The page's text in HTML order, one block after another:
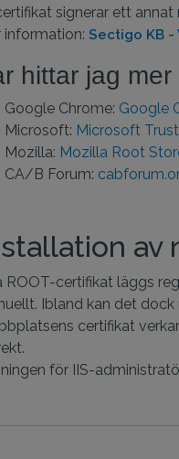
signerar ett annat
information: Sectigo KB -
hittar jag
Google Chrome: Google
Microsoft: Microsoft
Mozilla: Mozilla Root
CA/B Forum:
av
ROOT-certifikat läggs
Ibland kan det
certifikat
för IIS-